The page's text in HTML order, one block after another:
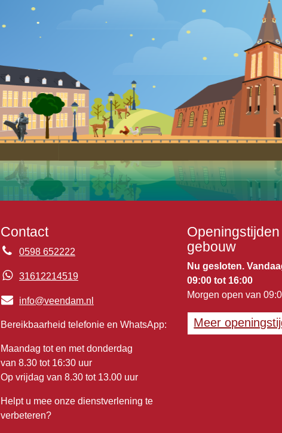
Contact
0598 652222
31612214519
info@veendam.nl
Bereikbaarheid telefonie en WhatsApp:
Maandag tot en met donderdag
van 8.30 tot 16:30 uur
Op vrijdag van 8.30 tot 13.00 uur
Helpt u mee onze dienstverlening te
verbeteren?
gebouw
Nu gesloten.
09:00 tot 16:00
Morgen open van
Meer